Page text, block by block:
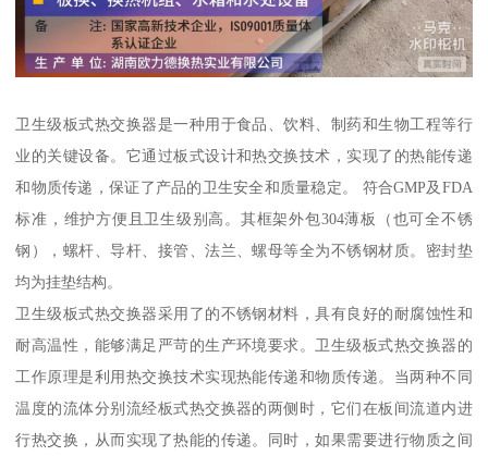
卫生级板式热交换器是一种用于食品、饮料、制药和生物工程等行
业的关键设备。它通过板式设计和热交换技术，实现了的热能传递
和物质传递，保证了产品的卫生安全和质量稳定。 符合GMP及FDA
标准，维护方便且卫生级别高。其框架外包304薄板（也可全不锈
钢），螺杆、导杆、接管、法兰、螺母等全为不锈钢材质。密封垫
均为挂垫结构。
卫生级板式热交换器采用了的不锈钢材料，具有良好的耐腐蚀性和
耐高温性，能够满足严苛的生产环境要求。卫生级板式热交换器的
工作原理是利用热交换技术实现热能传递和物质传递。当两种不同
温度的流体分别流经板式热交换器的两侧时，它们在板间流道内进
行热交换，从而实现了热能的传递。同时，如果需要进行物质之间